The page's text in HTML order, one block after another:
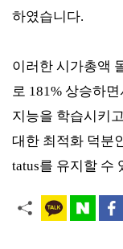
하였습니다.
이러한 시가총액
로 181% 상승하
지능을 학습시키
대한 최적화 덕분
tatus를 유지할 수